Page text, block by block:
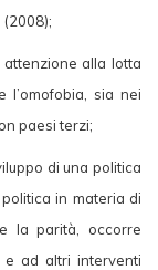
alla lotta
l’omofobia, sia nei
paesi terzi;
di una politica
in materia di
la parità, occorre
e ad altri interventi